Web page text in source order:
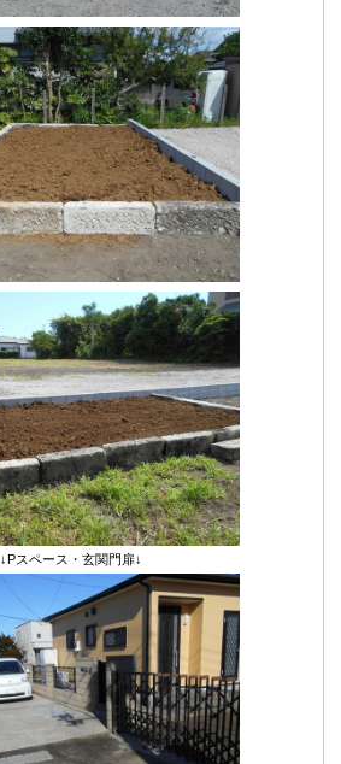
↓Pスペース・玄関門扉↓